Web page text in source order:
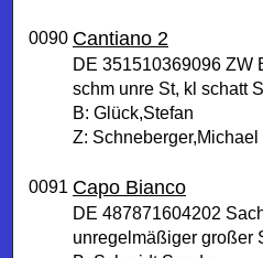
0090 Cantiano 2
DE 351510369096 ZW
schm unre St, kl schatt
B: Glück,Stefan
Z: Schneberger,Michael
0091 Capo Bianco
DE 487871604202
unregelmäßiger großer